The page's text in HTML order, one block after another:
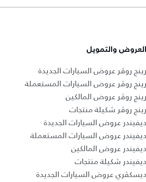
العروض والتمويل
رينج روڤر عروض السيارات الجديدة
رينج روڤر عروض السيارات المستعملة
رينج روڤر عروض المالكين
رينج روڤر شكيلة منتجات
ديفيندر عروض السيارات الجديدة
ديفيندر عروض السيارات المستعملة
ديفيندر عروض المالكين
ديفيندر شكيلة منتجات
ديسكڤري عروض السيارات الجديدة